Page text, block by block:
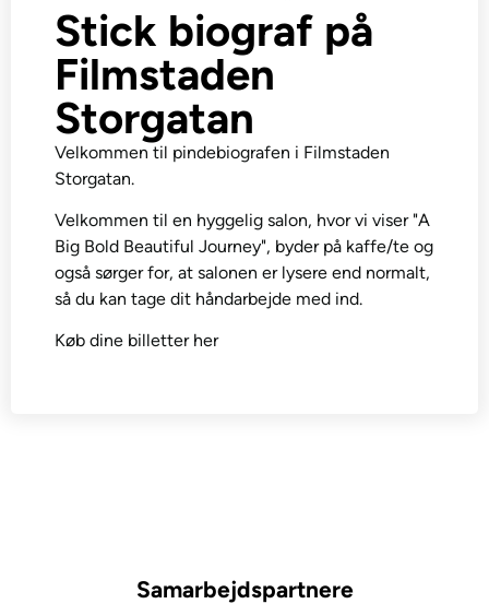
Stick biograf på
Filmstaden
Storgatan
Velkommen til pindebiografen i Filmstaden
Storgatan.
Velkommen til en hyggelig salon, hvor vi viser "A
Big Bold Beautiful Journey", byder på kaffe/te og
også sørger for, at salonen er lysere end normalt,
så du kan tage dit håndarbejde med ind.
Køb dine billetter her
Samarbejdspartnere